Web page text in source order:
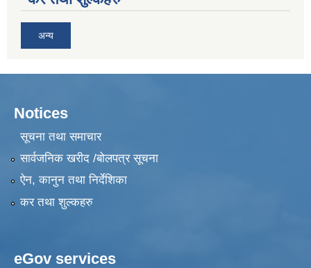
अन्य
Notices
सूचना तथा समाचार
सार्वजनिक खरीद /बोलपत्र सूचना
ऐन, कानुन तथा निर्देशिका
कर तथा शुल्कहरु
eGov services